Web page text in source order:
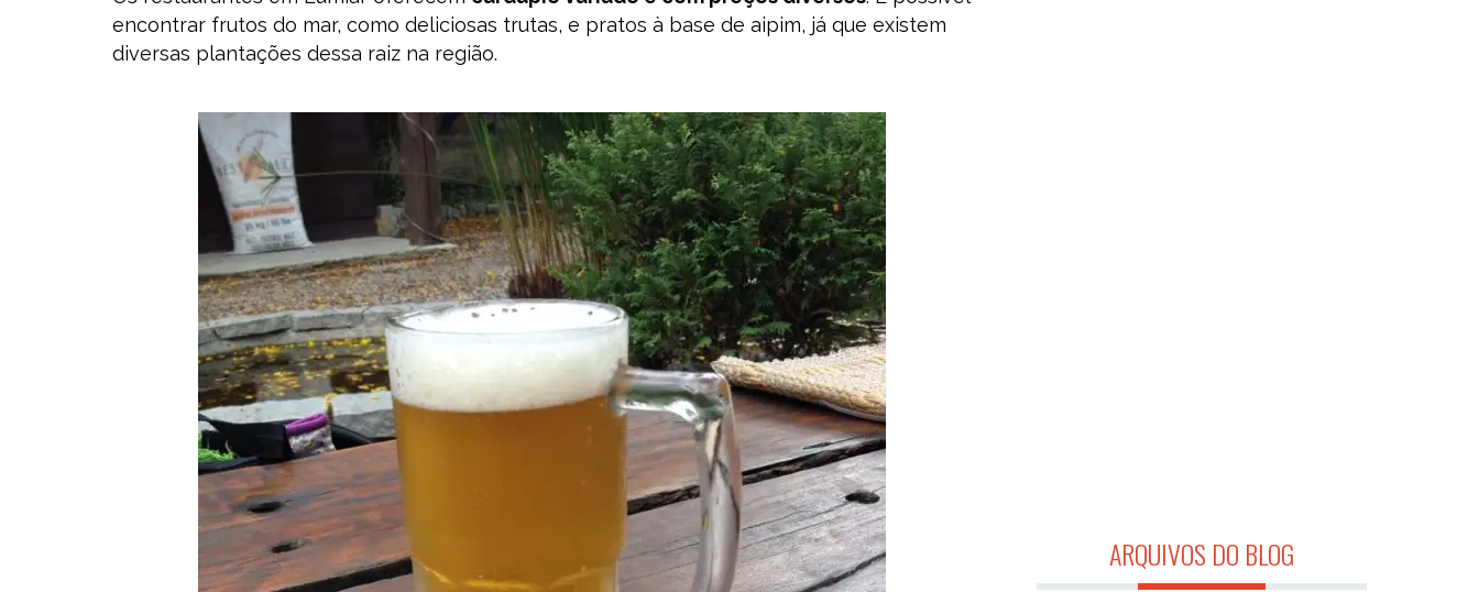
encontrar frutos do mar, como deliciosas trutas, e pratos à base de aipim, já que existem
diversas plantações dessa raiz na região.
ARQUIVOS DO BLOG